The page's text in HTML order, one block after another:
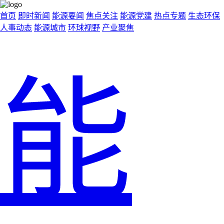
首页 即时新闻 能源要闻 焦点关注 能源党建 热点专题 生态环保
人事动态 能源城市 环球视野 产业聚焦
能